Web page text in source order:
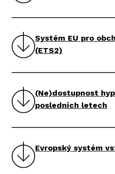
Systém EU pro
(ETS2)
(Ne)dostupnost
posledních letech
Evropský systém